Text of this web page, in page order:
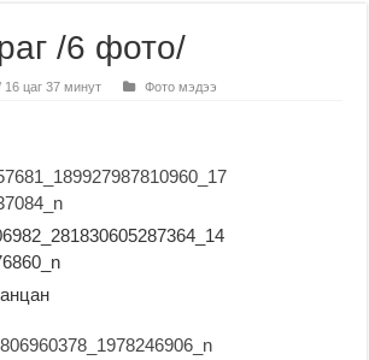
/6 фото/
цаг 37 минут Фото мэдээ